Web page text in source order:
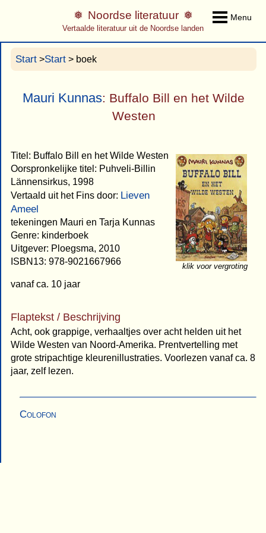
Menu
Noordse literatuur
Vertaalde literatuur uit de Noordse landen
Start >Start > boek
Mauri Kunnas: Buffalo Bill en het Wilde
Westen
klik voor vergroting
Titel: Buffalo Bill en het Wilde Westen
Oorspronkelijke titel: Puhveli-Billin
Lännensirkus, 1998
Vertaald uit het Fins door: Lieven
Ameel
tekeningen Mauri en Tarja Kunnas
Genre: kinderboek
Uitgever: Ploegsma, 2010
ISBN13: 978-9021667966
vanaf ca. 10 jaar
Flaptekst / Beschrijving
Acht, ook grappige, verhaaltjes over acht helden uit het
Wilde Westen van Noord-Amerika. Prentvertelling met
grote stripachtige kleurenillustraties. Voorlezen vanaf ca. 8
jaar, zelf lezen.
Colofon